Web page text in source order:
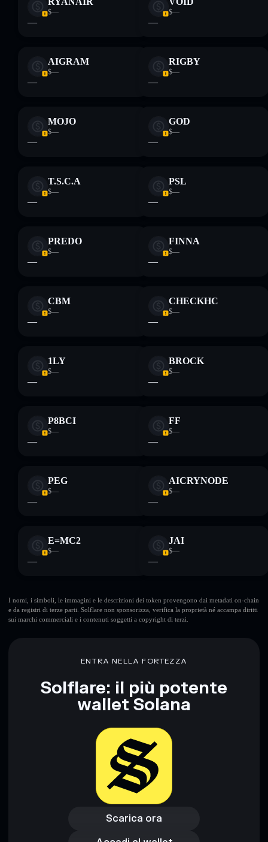
Informati sempre autonomamente. Dati forniti da
rugcheck.xyz.
$—
—
$—
—
AIGRAM
$—
—
RIGBY
$—
—
MOJO
$—
—
GOD
$—
—
T.S.C.A
$—
—
PSL
$—
—
PREDO
$—
—
FINNA
$—
—
CBM
$—
—
CHECKHC
$—
—
1LY
$—
—
BROCK
$—
—
P8BCI
$—
—
FF
$—
—
PEG
$—
—
AICRYNODE
$—
—
E=MC2
$—
—
JAI
$—
—
I nomi, i simboli, le immagini e le descrizioni dei token provengono dai metadati on-chain
e da registri di terze parti. Solflare non sponsorizza, verifica la proprietà né accampa diritti
sui marchi commerciali e i contenuti soggetti a copyright di terzi.
ENTRA NELLA FORTEZZA
Solflare: il più potente
wallet Solana
Scarica ora
Scarica ora
Accedi al wallet